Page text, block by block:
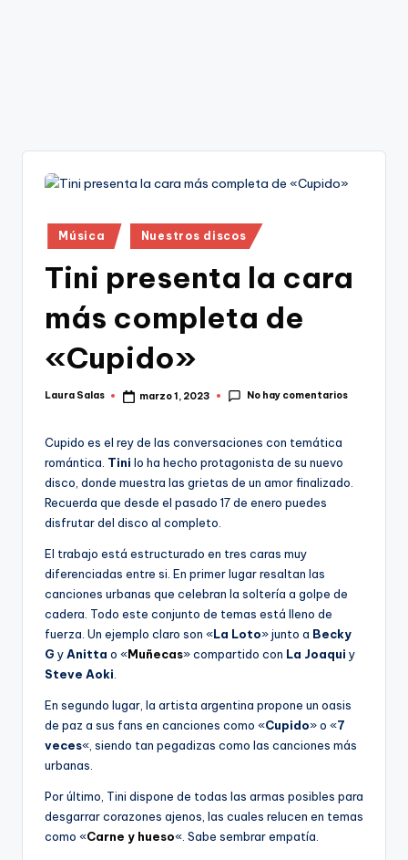
Publicado
en
Música Nuestros discos
Tini presenta la cara
más completa de
«Cupido»
Publicado
Laura Salas marzo 1, 2023 No hay comentarios
Cupido es el rey de las conversaciones con temática
romántica. Tini lo ha hecho protagonista de su nuevo
disco, donde muestra las grietas de un amor finalizado.
Recuerda que desde el pasado 17 de enero puedes
disfrutar del disco al completo.
El trabajo está estructurado en tres caras muy
diferenciadas entre si. En primer lugar resaltan las
canciones urbanas que celebran la soltería a golpe de
cadera. Todo este conjunto de temas está lleno de
fuerza. Un ejemplo claro son «La Loto» junto a Becky
G yAnitta o «Muñecas» compartido con La Joaqui y
Steve Aoki
En segundo lugar, la artista argentina propone un oasis
de paz a sus fans en canciones como «Cupido» o «7
veces«, siendo tan pegadizas como las canciones más
urbanas.
Por último, Tini dispone de todas las armas posibles para
desgarrar corazones ajenos, las cuales relucen en temas
como «Carne y hueso«. Sabe sembrar empatía.